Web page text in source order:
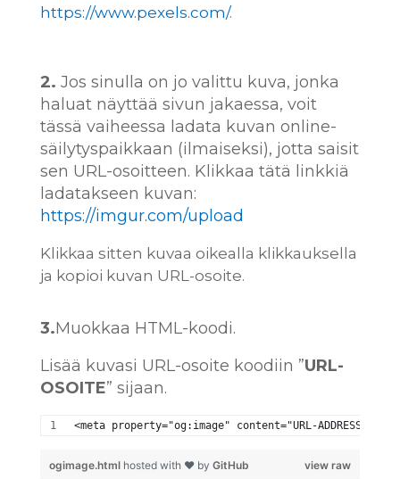
https://www.pexels.com/.
2. Jos sinulla on jo valittu kuva, jonka
haluat näyttää sivun jakaessa, voit
tässä vaiheessa ladata kuvan online-
säilytyspaikkaan (ilmaiseksi), jotta saisit
sen URL-osoitteen. Klikkaa tätä linkkiä
ladatakseen kuvan:
https://imgur.com/upload
Klikkaa sitten kuvaa oikealla klikkauksella
ja kopioi kuvan URL-osoite.
3.Muokkaa HTML-koodi.
Lisää kuvasi URL-osoite koodiin ”URL-
OSOITE” sijaan.
<meta property="og:image" content="URL-ADDRESS" />
view raw
ogimage.html hosted with ❤ by GitHub